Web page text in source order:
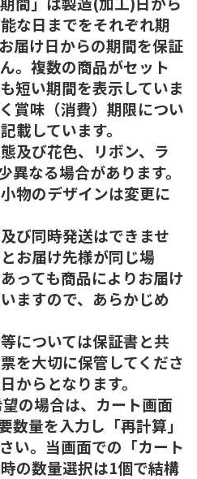
な日までをそれぞれ期
届け日からの期間を保証
。複数の商品がセット
短い期間を表示していま
賞味（消費）期限につい
載しています。
及び花色、リボン、ラ
異なる場合があります。
物のデザインは変更に
び同時発送はできませ
お届け先様が同じ場
っても商品によりお届け
ますので、あらかじめ
については保証書と共
を大切に保管してくださ
からとなります。
の場合は、カート画面
数量を入力し「再計算」
い。当画面での「カート
の数量選択は1個で結構